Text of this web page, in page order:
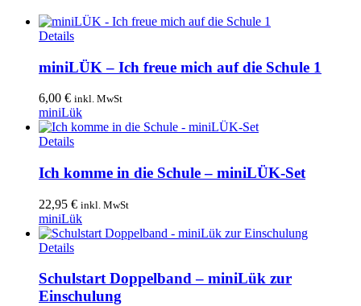
Details
miniLÜK – Ich freue mich auf die Schule 1
6,00 € inkl. MwSt
miniLük
Details
Ich komme in die Schule – miniLÜK-Set
22,95 € inkl. MwSt
miniLük
Details
Schulstart Doppelband – miniLük zur
Einschulung